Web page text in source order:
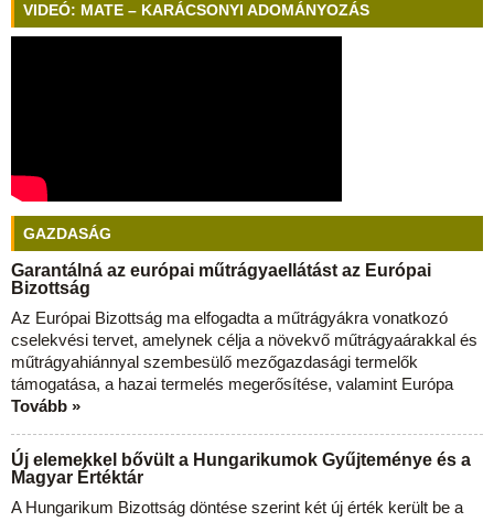
VIDEÓ: MATE – KARÁCSONYI ADOMÁNYOZÁS
GAZDASÁG
Garantálná az európai műtrágyaellátást az Európai
Bizottság
Az Európai Bizottság ma elfogadta a műtrágyákra vonatkozó
cselekvési tervet, amelynek célja a növekvő műtrágyaárakkal és
műtrágyahiánnyal szembesülő mezőgazdasági termelők
támogatása, a hazai termelés megerősítése, valamint Európa
Tovább »
Új elemekkel bővült a Hungarikumok Gyűjteménye és a
Magyar Értéktár
A Hungarikum Bizottság döntése szerint két új érték került be a